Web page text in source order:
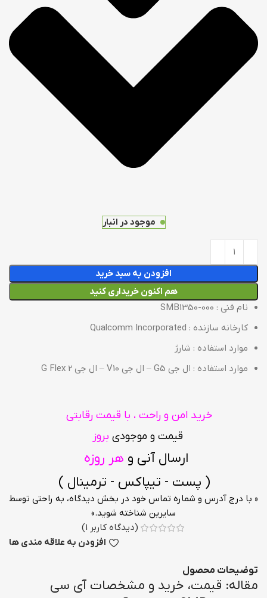
موجود در انبار
افزودن به سبد خرید
هم اکنون خریداری کنید
نام فنی : SMB1350-000
کارخانه سازنده : Qualcomm Incorporated
موارد استفاده : شارژ
موارد استفاده : ال جی G5 – ال جی V10 – ال جی G Flex 2
خرید امن و راحت ، با قیمت رقابتی
قیمت و موجودی بروز
ارسال آنی و هر روزه
( پست - تیپاکس - ترمینال )
« با درج آدرس و شماره تماس خود در بخش دیدگاه، به راحتی توسط
سایرین شناخته شوید.»
(دیدگاه کاربر 1
)
افزودن به علاقه مندی ها
توضیحات محصول
مقاله: قیمت، خرید و مشخصات آی سی